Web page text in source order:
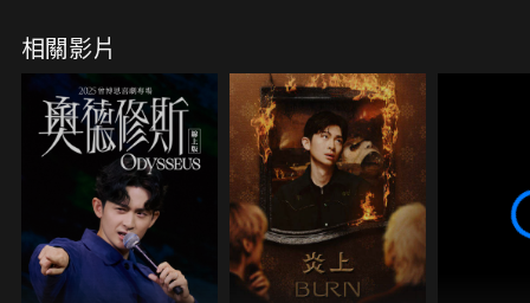
醒吧， 趁此良機，莫再猶豫，恭請蛇界至尊雙飛寶
典！ OSkomodo 還不一起加入蛇教跟著教主一起前
進!
相關影片